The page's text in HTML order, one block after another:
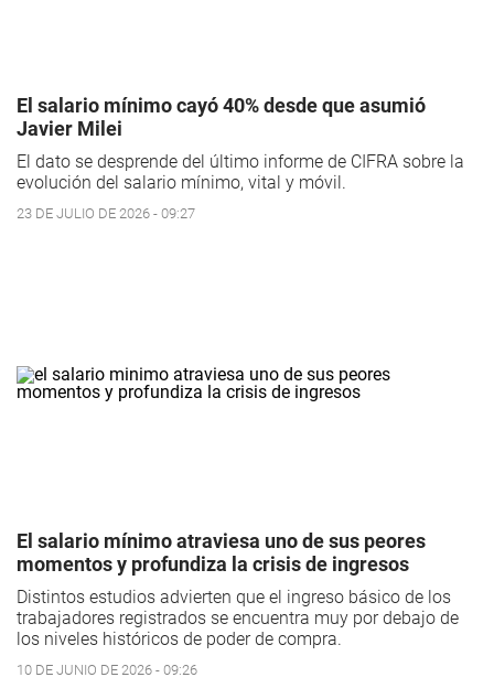
El salario mínimo cayó 40% desde que asumió
Javier Milei
El dato se desprende del último informe de CIFRA sobre la
evolución del salario mínimo, vital y móvil.
23 DE JULIO DE 2026 - 09:27
El salario mínimo atraviesa uno de sus peores
momentos y profundiza la crisis de ingresos
Distintos estudios advierten que el ingreso básico de los
trabajadores registrados se encuentra muy por debajo de
los niveles históricos de poder de compra.
10 DE JUNIO DE 2026 - 09:26